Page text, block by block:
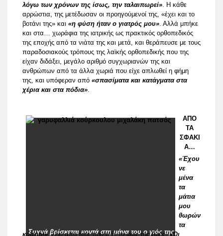
λόγω των χρόνων της ίσως, την ταλαιπωρεί» . Η κάθε
αρρώστια, της μετέδωσαν οι προηγούμενοί της, «έχει και το
βοτάνι της» και «η φύση ήταν ο γιατρός μου» . Αλλά μπήκε
και στα… χωράφια της ιατρικής ως πρακτικός ορθοπεδικός
της εποχής από τα νιάτα της και μετά, και θεράπευσε με τους
παραδοσιακούς τρόπους της λαϊκής ορθοπεδικής που της
είχαν διδάξει, μεγάλο αριθμό συγχωριανών της και
ανθρώπων από τα άλλα χωριά που είχε απλωθεί η φήμη
της, και υπόφεραν από «σπασίματα και κατάγματα στα
χέρια και στα πόδια»
Συχνά βρίσκεται κοντά στη μάνα του ο γιός της
ΑΠΟ
ΤΑ
ΣΦΑΚΙ
Α…
«Έχου
νε
μένα
τα
μάτια
μου
θωρών
τα
κόσμο!» , λέει από τότε που είδε το φως της ζωής. «Οι